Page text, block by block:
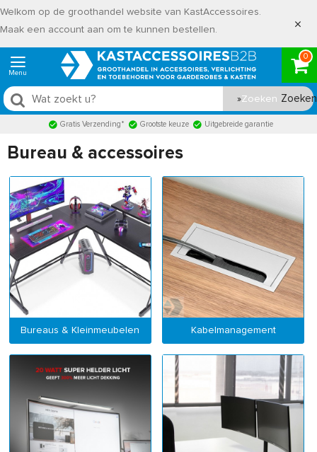
Welkom op de groothandel website van KastAccessoires.
Maak een account aan om te kunnen bestellen.
0
Zoeken
Gratis Verzending* Grootste keuze Uitgebreide garantie
Bureau & accessoires
Bureaus & Kleinmeubelen Kabelmanagement